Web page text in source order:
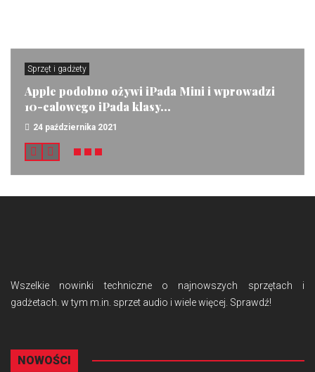
Sprzęt i gadżety
Apple podobno ożywi iPada Mini i wprowadzi
10-calowego iPada klasy...
24 października 2021
Wszelkie nowinki techniczne o najnowszych sprzętach i
gadżetach. w tym m.in. sprzet audio i wiele więcej. Sprawdź!
NOWOŚCI